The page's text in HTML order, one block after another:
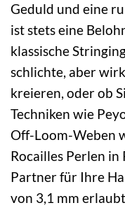
Geduld und eine
ist stets eine
klassische
schlichte, aber
kreieren, oder ob
Techniken wie
Off-Loom-Weben
Rocailles Perlen
Partner für Ihre
von 3,1 mm